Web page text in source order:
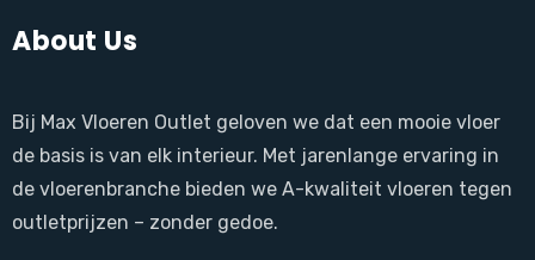
About Us
Bij Max Vloeren Outlet geloven we dat een mooie vloer
de basis is van elk interieur. Met jarenlange ervaring in
de vloerenbranche bieden we A-kwaliteit vloeren tegen
outletprijzen – zonder gedoe.